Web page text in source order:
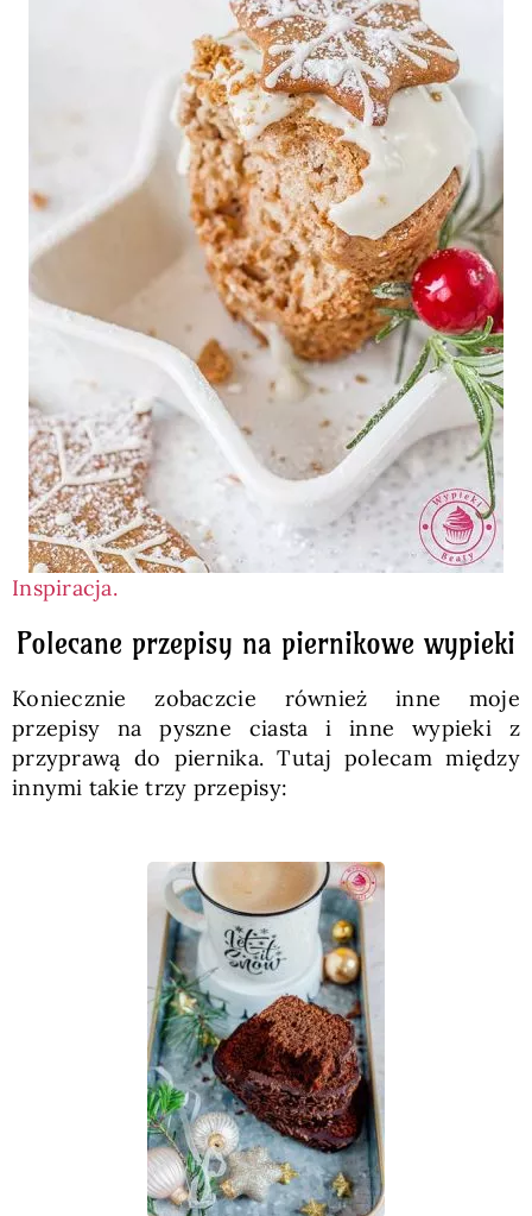
Inspiracja.
Polecane przepisy na piernikowe wypieki
Koniecznie zobaczcie również inne moje
przepisy na pyszne ciasta i inne wypieki z
przyprawą do piernika. Tutaj polecam między
innymi takie trzy przepisy: